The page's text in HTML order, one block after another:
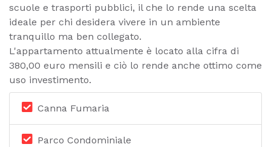
scuole e trasporti pubblici, il che lo rende una scelta
ideale per chi desidera vivere in un ambiente
tranquillo ma ben collegato.
L'appartamento attualmente è locato alla cifra di
380,00 euro mensili e ciò lo rende anche ottimo come
uso investimento.
Canna Fumaria
Parco Condominiale